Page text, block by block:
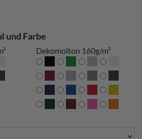
und Farbe
Dekomolton 160g/m²